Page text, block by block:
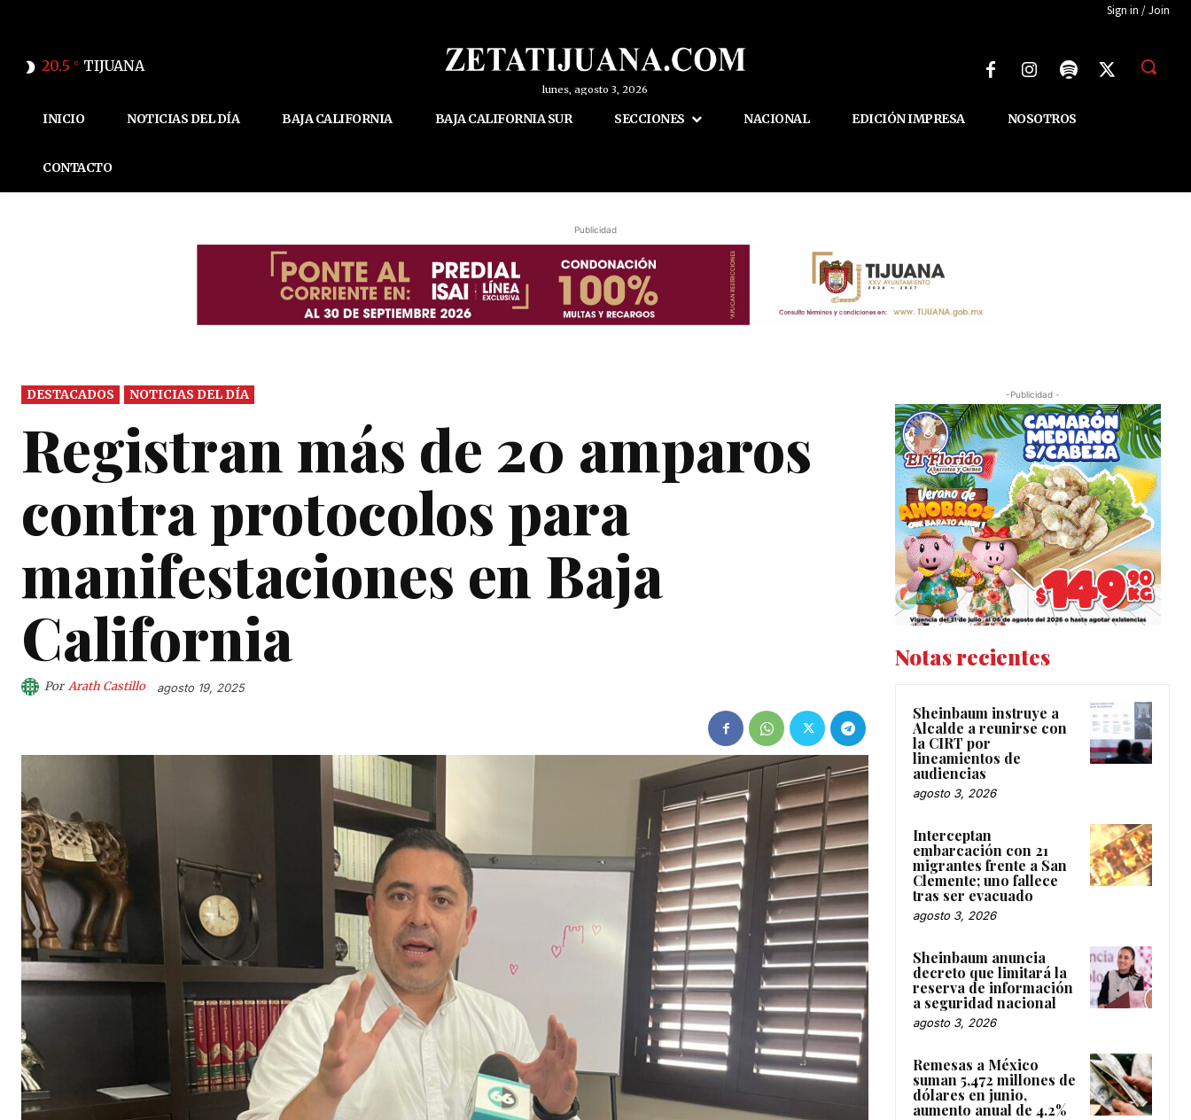
Sign in / Join
20.5 C TIJUANA
lunes, agosto 3, 2026
INICIO NOTICIAS DEL DÍA BAJA CALIFORNIA BAJA CALIFORNIA SUR SECCIONES NACIONAL EDICIÓN IMPRESA NOSOTROS
CONTACTO
Publicidad
DESTACADOS NOTICIAS DEL DÍA
Registran más de 20 amparos
contra protocolos para
manifestaciones en Baja
California
Por Arath Castillo agosto 19, 2025
-Publicidad -
Notas recientes
Sheinbaum instruye a
Alcalde a reunirse con
la CIRT por
lineamientos de
audiencias
agosto 3, 2026
Interceptan
embarcación con 21
migrantes frente a San
Clemente; uno fallece
tras ser evacuado
agosto 3, 2026
Sheinbaum anuncia
decreto que limitará la
reserva de información
a seguridad nacional
agosto 3, 2026
Remesas a México
suman 5,472 millones de
dólares en junio,
aumento anual de 4.2%